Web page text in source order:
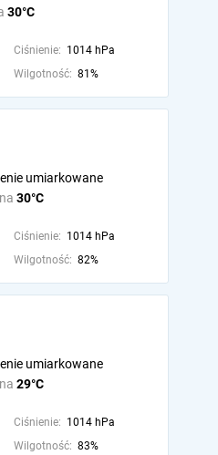
30°C
Ciśnienie: 1014 hPa
Wilgotność: 81%
30°C
umiarkowane
Ciśnienie: 1014 hPa
Wilgotność: 82%
29°C
umiarkowane
Ciśnienie: 1014 hPa
Wilgotność: 83%